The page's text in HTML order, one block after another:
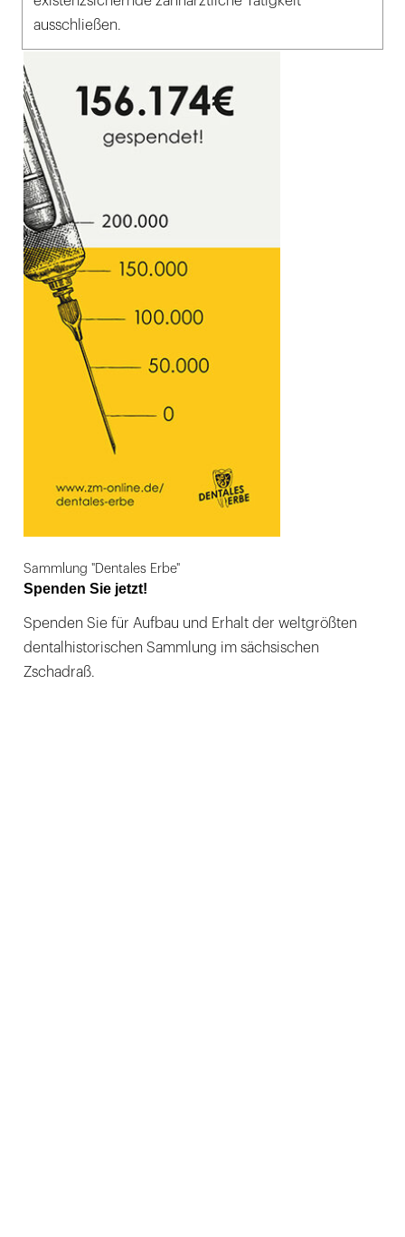
ausschließen.
Sammlung "Dentales Erbe"
Spenden Sie jetzt!
Spenden Sie für Aufbau und Erhalt der weltgrößten
dentalhistorischen Sammlung im sächsischen
Zschadraß.